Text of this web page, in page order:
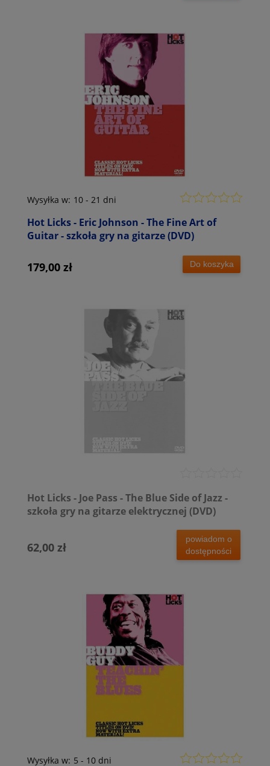
Hot Licks - Eric Johnson - The Fine Art of
Guitar - szkoła gry na gitarze (DVD)
Wysyłka w: 10 - 21 dni
179,00 zł Do koszyka
Hot Licks - Joe Pass - The Blue Side of Jazz -
szkoła gry na gitarze elektrycznej (DVD)
62,00 zł
powiadom o
dostępności
Wysyłka w: 5 - 10 dni